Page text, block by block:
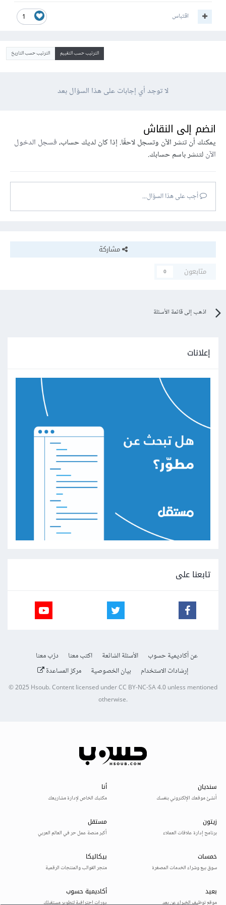
1 اقتباس
الترتيب حسب التقييم الترتيب حسب التاريخ
لا توجد أي إجابات على هذا السؤال بعد
انضم إلى النقاش
يمكنك أن تنشر الآن وتسجل لاحقًا. إذا كان لديك حساب،فسجل الدخول
الآنلتنشر باسم حسابك.
أجب على هذا السؤال...
مشاركة
متابعون
0
اذهب إلى قائمة الأسئلة
إعلانات
تابعنا على
عن أكاديمية حسوب الأسئلة الشائعة اكتب معنا
درّب معنا
إرشادات الاستخدام
بيان الخصوصية مركز المساعدة
© 2025Hsoub.Content licensed underCC BY-NC-SA 4.0unless mentioned
otherwise.